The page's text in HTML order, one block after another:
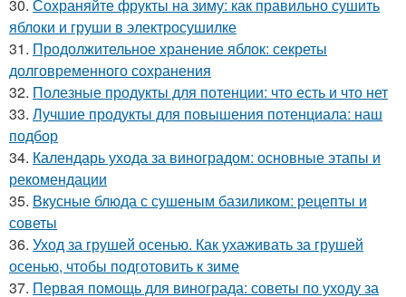
30. Сохраняйте фрукты на зиму: как правильно сушить
яблоки и груши в электросушилке
31. Продолжительное хранение яблок: секреты
долговременного сохранения
32. Полезные продукты для потенции: что есть и что нет
33. Лучшие продукты для повышения потенциала: наш
подбор
34. Календарь ухода за виноградом: основные этапы и
рекомендации
35. Вкусные блюда с сушеным базиликом: рецепты и
советы
36. Уход за грушей осенью. Как ухаживать за грушей
осенью, чтобы подготовить к зиме
37. Первая помощь для винограда: советы по уходу за